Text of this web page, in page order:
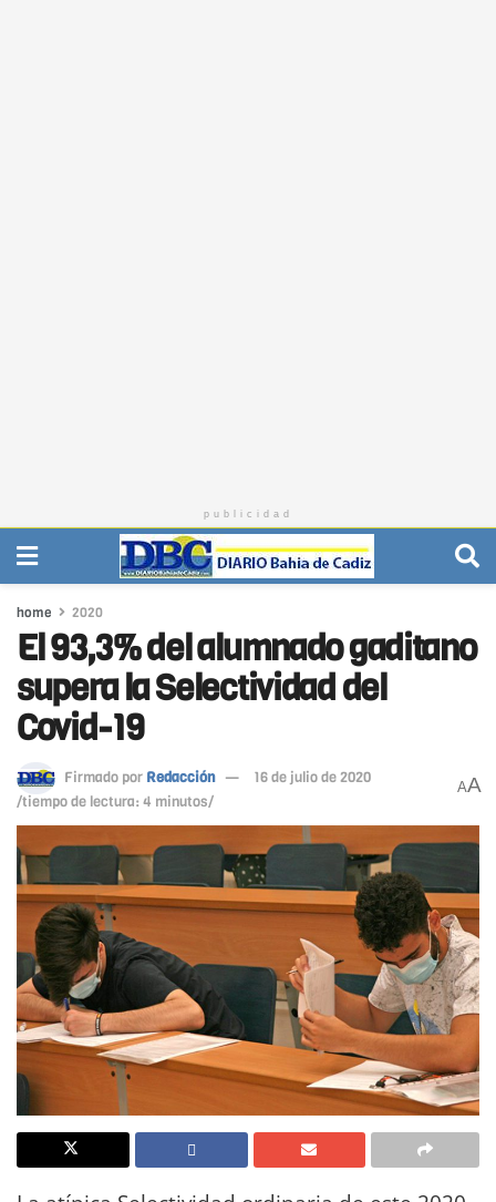
publicidad
home 2020
El 93,3% del alumnado gaditano
supera la Selectividad del
Covid-19
Firmado por Redacción
16 de julio de 2020
/tiempo de lectura: 4 minutos/
AA